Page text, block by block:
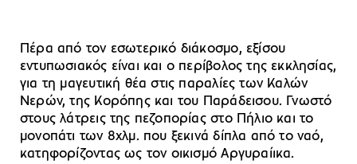
Πέρα από τον εσωτερικό διάκοσμο, εξίσου
εντυπωσιακός είναι και ο περίβολος της εκκλησίας,
για τη μαγευτική θέα στις παραλίες των Καλών
Νερών, της Κορόπης και του Παράδεισου. Γνωστό
στους λάτρεις της πεζοπορίας στο Πήλιο και το
μονοπάτι των 8χλμ. που ξεκινά δίπλα από το ναό,
κατηφορίζοντας ως τον οικισμό Αργυραίικα.